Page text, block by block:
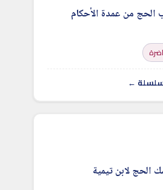
الحج من عمدة الأحكام
←
الحج لابن تيمية